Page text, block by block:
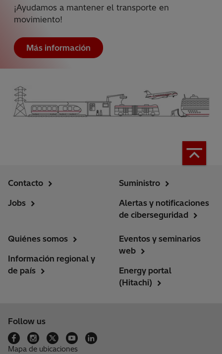
¡Ayudamos a mantener el transporte en
movimiento!
Más información
Contacto
Jobs
Suministro
Alertas y notificaciones
de ciberseguridad
Quiénes somos
Información regional y
de país
Eventos y seminarios
web
Energy portal
(Hitachi)
Follow us
Mapa de ubicaciones